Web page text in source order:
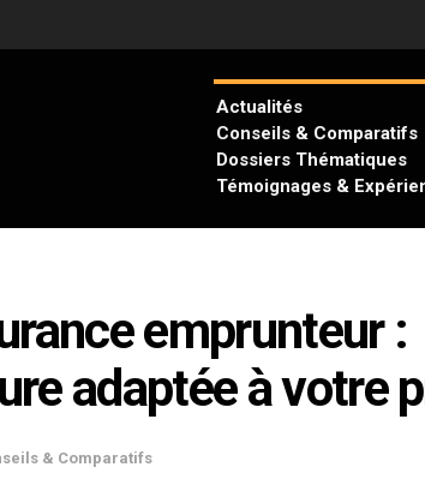
Actualités
Conseils & Comparatifs
Dossiers Thématiques
Témoignages &
emprunteur :
adaptée à votre
& Comparatifs